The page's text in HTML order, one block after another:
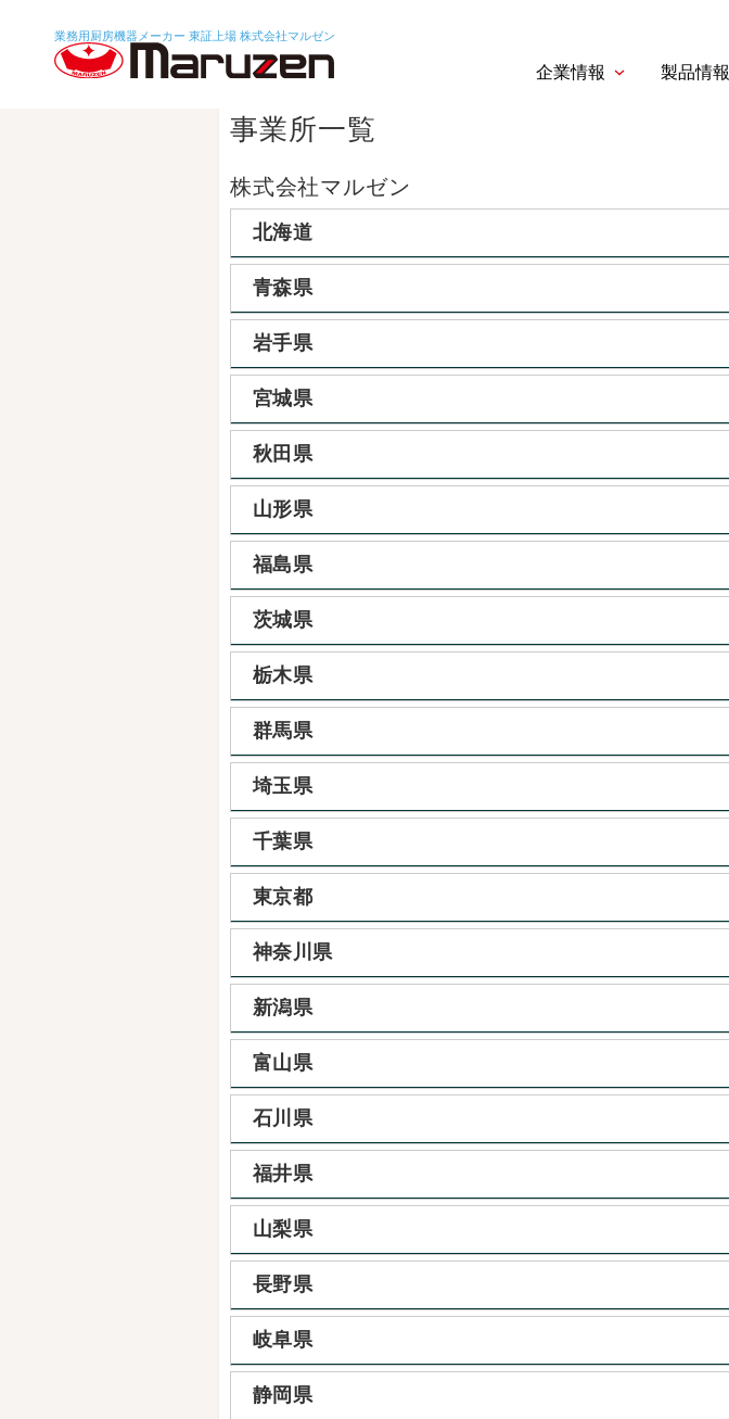
業務用厨房機器メーカー 東証上場 株式会社マルゼン
企業情報 製品情報
事業所一覧
株式会社マルゼン
北海道
青森県
岩手県
宮城県
秋田県
山形県
福島県
茨城県
栃木県
群馬県
埼玉県
千葉県
東京都
神奈川県
新潟県
富山県
石川県
福井県
山梨県
長野県
岐阜県
静岡県